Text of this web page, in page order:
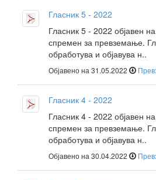
Гласник 5 - 2022
Гласник 5 - 2022 објавен
спремен за превземање.
обработува и објавува н..
Објавено на 31.05.2022
Гласник 4 - 2022
Гласник 4 - 2022 објавен
спремен за превземање.
обработува и објавува н..
Објавено на 30.04.2022